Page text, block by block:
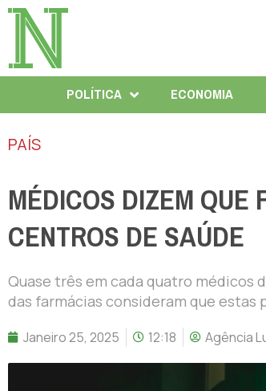
POLÍTICA ECONOMIA
PAÍS
MÉDICOS DIZEM
CENTROS DE SAÚDE
Quase três em cada quatro médicos
das farmácias consideram que estas
Janeiro 25, 2025 12:18 Agência